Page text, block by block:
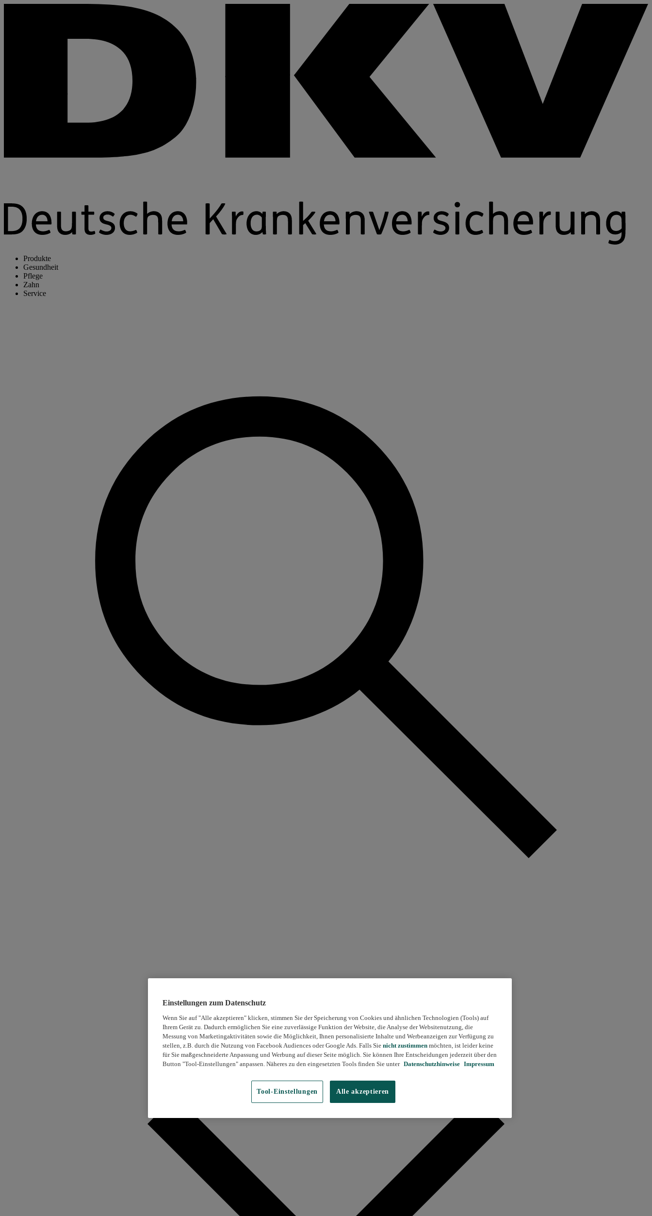
Produkte
Gesundheit
Pflege
Zahn
Service
Einstellungen zum Datenschutz
Wenn Sie auf "Alle akzeptieren" klicken, stimmen Sie der Speicherung von Cookies und ähnlichen Technologien (Tools) auf
Ihrem Gerät zu. Dadurch ermöglichen Sie eine zuverlässige Funktion der Website, die Analyse der Websitenutzung, die
Messung von Marketingaktivitäten sowie die Möglichkeit, Ihnen personalisierte Inhalte und Werbeanzeigen zur Verfügung zu
stellen, z.B. durch die Nutzung von Facebook Audiences oder Google Ads. Falls Sie nicht zustimmen möchten, ist leider keine
für Sie maßgeschneiderte Anpassung und Werbung auf dieser Seite möglich. Sie können Ihre Entscheidungen jederzeit über den
Button "Tool-Einstellungen" anpassen. Näheres zu den eingesetzten Tools finden Sie unter Datenschutzhinweise Impressum
Tool-Einstellungen Alle akzeptieren